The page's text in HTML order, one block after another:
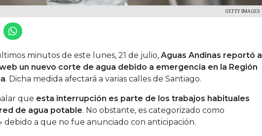
GETTY IMAGES
minutos de este lunes, 21 de julio, Aguas Andinas reportó a
un nuevo corte de agua debido a emergencia en la Región
. Dicha medida afectará a varias calles de Santiago.
que esta interrupción es parte de los trabajos habituales
de agua potable. No obstante, es categorizado como
debido a que no fue anunciado con anticipación.